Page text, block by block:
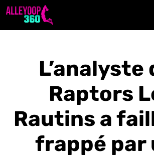
Aller
L’analyste
Raptors
Rautins a
frappé par